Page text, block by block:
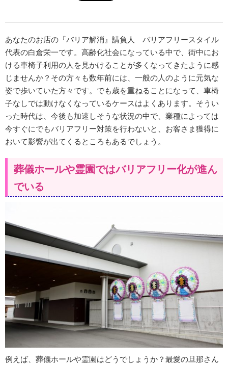
あなたのお店の『バリア解消』請負人 バリアフリースタイル
代表の白倉栄一です。高齢化社会になっている中で、街中にお
ける車椅子利用の人を見かけることが多くなってきたように感
じませんか？その方々も数年前には、一般の人のように元気な
姿で歩いていた方々です。でも歳を重ねることになって、車椅
子なしでは動けなくなっているケースはよくあります。そうい
った時代は、今後も加速しそうな状況の中で、業種によっては
今すぐにでもバリアフリー対策を行わないと、お客さま獲得に
おいて影響が出てくるところもあるでしょう。
葬儀ホールや霊園ではバリアフリー化が進ん
でいる
例えば、葬儀ホールや霊園はどうでしょうか？最愛の旦那さん